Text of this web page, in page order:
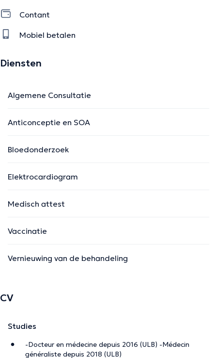
Contant
Mobiel betalen
Diensten
Algemene Consultatie
Anticonceptie en SOA
Bloedonderzoek
Elektrocardiogram
Medisch attest
Vaccinatie
Vernieuwing van de behandeling
CV
Studies
-Docteur en médecine depuis 2016 (ULB) -Médecin
généraliste depuis 2018 (ULB)